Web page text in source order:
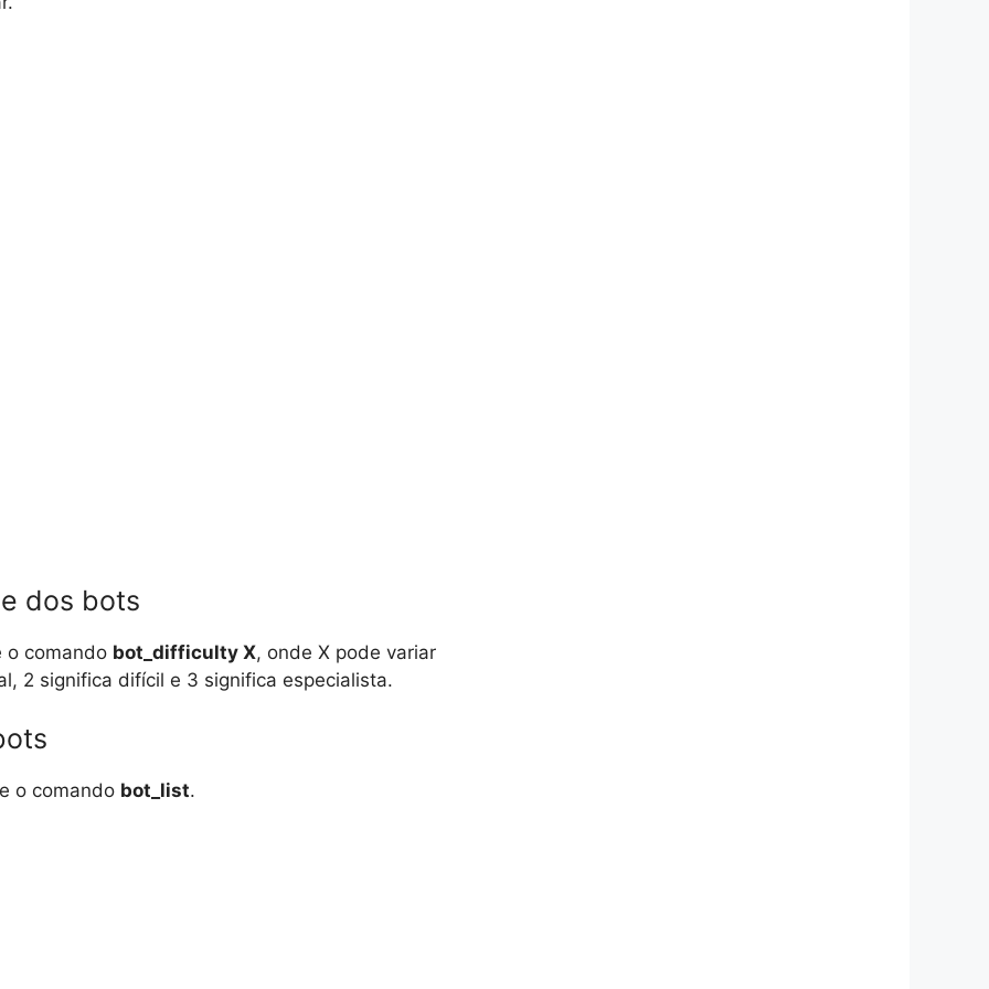
dos bots
o comando bot_difficulty X, onde X pode variar
2 significa difícil e 3 significa especialista.
o comando bot_list.